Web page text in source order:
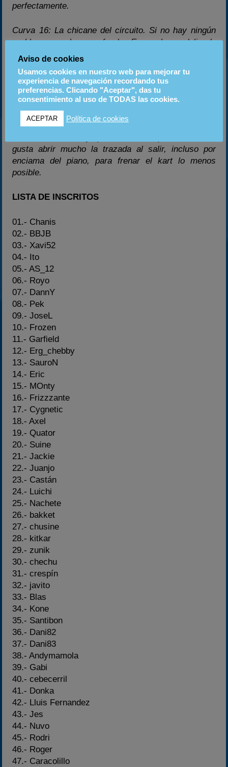
perfectamente.
Curva 16: La chicane del circuito. Si no hay ningún
problema, se hace a fondo. Es un lugar delicado
cuando se rueda en grupo. En el CRAKS hemos
niños, no lo hagan en sus casas!! Jejeje
Curva 17: Una curva muy importante pues su salida
condiciona la velocidad de la zona más rápida del
circuito. En función del estado de la pista, se puede
gusta abrir mucho la trazada al salir, incluso por
enciama del piano, para frenar el kart lo menos
posible.
LISTA DE INSCRITOS
01.- Chanis
02.- BBJB
03.- Xavi52
04.- Ito
05.- AS_12
06.- Royo
07.- DannY
08.- Pek
09.- JoseL
10.- Frozen
11.- Garfield
12.- Erg_chebby
13.- SauroN
14.- Eric
15.- MOnty
16.- Frizzzante
17.- Cygnetic
18.- Axel
19.- Quator
20.- Suine
21.- Jackie
22.- Juanjo
23.- Castán
24.- Luichi
25.- Nachete
26.- bakket
27.- chusine
28.- kitkar
29.- zunik
30.- chechu
31.- crespín
32.- javito
33.- Blas
34.- Kone
35.- Santibon
36.- Dani82
37.- Dani83
38.- Andymamola
39.- Gabi
40.- cebecerril
41.- Donka
42.- Lluis Fernandez
43.- Jes
44.- Nuvo
45.- Rodri
46.- Roger
47.- Caracolillo
Aviso de cookies
Usamos cookies en nuestro web para mejorar tu
experiencia de navegación recordando tus
preferencias. Clicando "Aceptar", das tu
consentimiento al uso de TODAS las cookies.
ACEPTAR Política de cookies